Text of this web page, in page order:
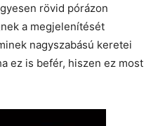
rövid pórázon
a megjelenítését
nagyszabású keretei
ez is befér, hiszen ez most